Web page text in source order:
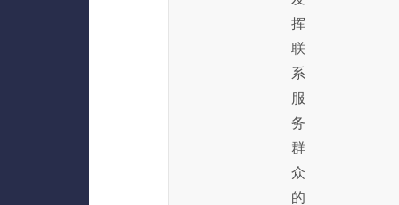
挥
联
系
服
务
群
众
的